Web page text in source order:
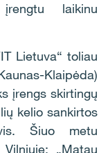
laikinu
Lietuva“ toliau
Klaipėda)
įrengs skirtingų
kelio sankirtos
Šiuo metu
„Matau